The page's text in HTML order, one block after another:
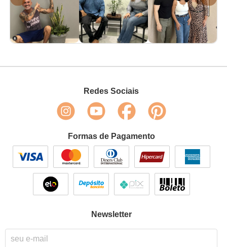
Redes Sociais
Formas de Pagamento
Newsletter